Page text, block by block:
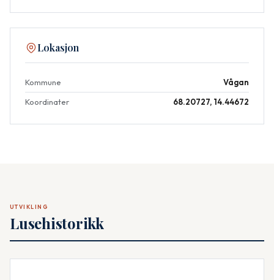
Lokasjon
Kommune
Vågan
Koordinater
68.20727, 14.44672
UTVIKLING
Lusehistorikk